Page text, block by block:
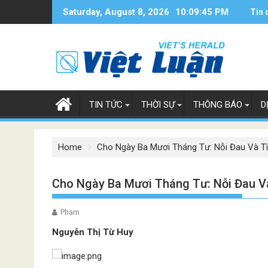
Saturday, August 8, 2026 10:09:45 PM Tin
TIN TỨC THỜI SỰ THÔNG BÁO
Home Cho Ngày Ba Mươi Tháng Tư: Nỗi Đau Và
Cho Ngày Ba Mươi Tháng Tư: Nỗi Đau
Pham
Nguyễn Thị Từ Huy